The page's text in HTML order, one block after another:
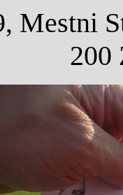
Mestni
200